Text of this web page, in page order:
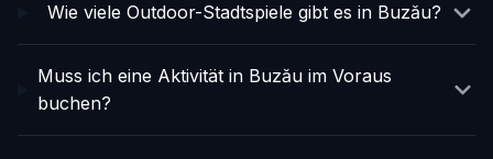
Wie viele Outdoor-Stadtspiele gibt es in Buzău?
Muss ich eine Aktivität in Buzău im Voraus
buchen?